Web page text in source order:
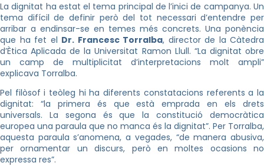
La dignitat ha estat el tema principal de l’inici de campanya. Un
tema difícil de definir però del tot necessari d’entendre per
arribar a endinsar-se en temes més concrets. Una ponència
que ha fet el Dr. Francesc Torralba, director de la Càtedra
d’Ètica Aplicada de la Universitat Ramon Llull. “La dignitat obre
un camp de multiplicitat d’interpretacions molt ampli”
explicava Torralba.
Pel filòsof i teòleg hi ha diferents constatacions referents a la
dignitat: “la primera és que està emprada en els drets
universals. La segona és que la constitució democràtica
europea una paraula que no manca és la dignitat”. Per Torralba,
aquesta paraula s’anomena, a vegades, “de manera abusiva,
per ornamentar un discurs, però en moltes ocasions no
expressa res”.